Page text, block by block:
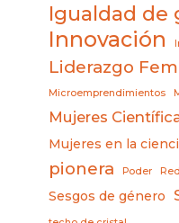
Igualdad de
Innovación
Liderazgo
Microemprendimientos
Mujeres
Mujeres en la
pionera Poder
Sesgos de género